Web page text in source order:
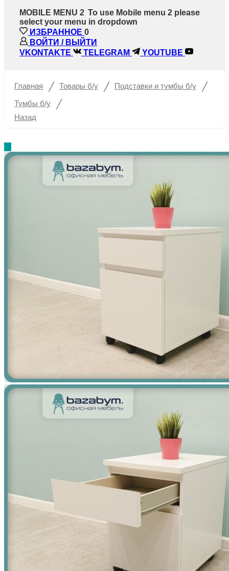
MOBILE MENU 2 To use Mobile menu 2 please
select your menu in dropdown
ИЗБРАННОЕ 0
ВОЙТИ / ВЫЙТИ
VKONTAKTE
TELEGRAM YOUTUBE
Главная / Товары б/у / Подставки и тумбы б/у /
Тумбы б/у /
Назад